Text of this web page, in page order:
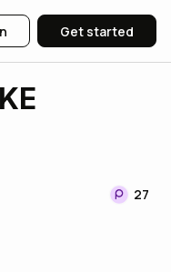
Get started
27